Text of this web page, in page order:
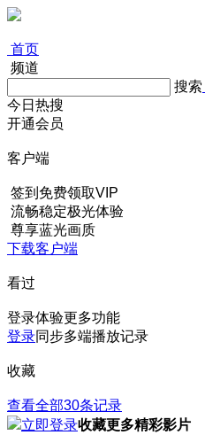
首页
频道
搜索
今日热搜
开通会员
客户端
签到免费领取VIP
流畅稳定极光体验
尊享蓝光画质
下载客户端
看过
登录体验更多功能
登录同步多端播放记录
收藏
查看全部30条记录
立即登录收藏更多精彩影片